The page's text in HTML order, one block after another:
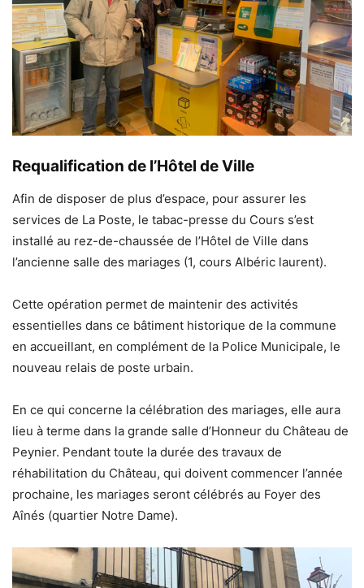
Requalification de l’Hôtel de Ville
Afin de disposer de plus d’espace, pour assurer les
services de La Poste, le tabac-presse du Cours s’est
installé au rez-de-chaussée de l’Hôtel de Ville dans
l’ancienne salle des mariages (1, cours Albéric laurent).
Cette opération permet de maintenir des activités
essentielles dans ce bâtiment historique de la commune
en accueillant, en complément de la Police Municipale, le
nouveau relais de poste urbain.
En ce qui concerne la célébration des mariages, elle aura
lieu à terme dans la grande salle d’Honneur du Château de
Peynier. Pendant toute la durée des travaux de
réhabilitation du Château, qui doivent commencer l’année
prochaine, les mariages seront célébrés au Foyer des
Aînés (quartier Notre Dame).